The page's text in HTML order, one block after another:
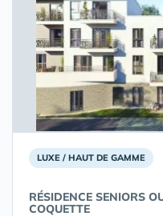
LUXE / HAUT DE GAMME
RÉSIDENCE SENIORS
COQUETTE